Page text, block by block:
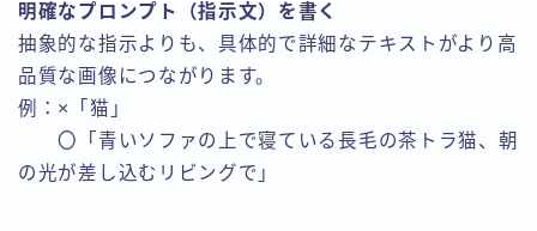
明確なプロンプト（指示文）を書く
抽象的な指示よりも、具体的で詳細なテキストがより高
品質な画像につながります。
例：×「猫」
〇「青いソファの上で寝ている長毛の茶トラ猫、朝
の光が差し込むリビングで」